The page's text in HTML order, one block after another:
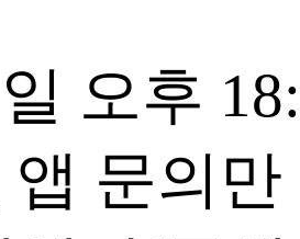
오후
앱 문의